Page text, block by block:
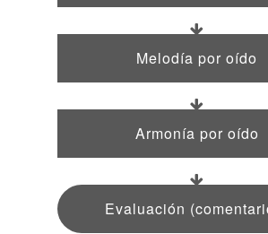
Melodía por oído
Armonía por oído
Evaluación